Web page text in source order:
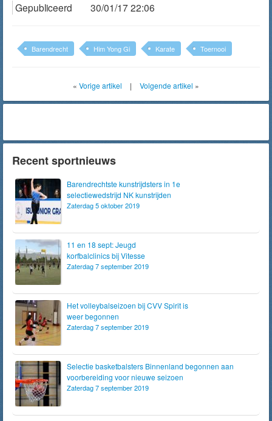
Gepubliceerd
30/01/17 22:06
Barendrecht Him Yong Gi Karate Toernooi
« Vorige artikel | Volgende artikel »
Recent sportnieuws
Barendrechtste kunstrijdsters in 1e
selectiewedstrijd NK kunstrijden
Zaterdag 5 oktober 2019
11 en 18 sept: Jeugd
korfbalclinics bij Vitesse
Zaterdag 7 september 2019
Het volleybalseizoen bij CVV Spirit is
weer begonnen
Zaterdag 7 september 2019
Selectie basketbalsters Binnenland begonnen aan
voorbereiding voor nieuwe seizoen
Zaterdag 7 september 2019